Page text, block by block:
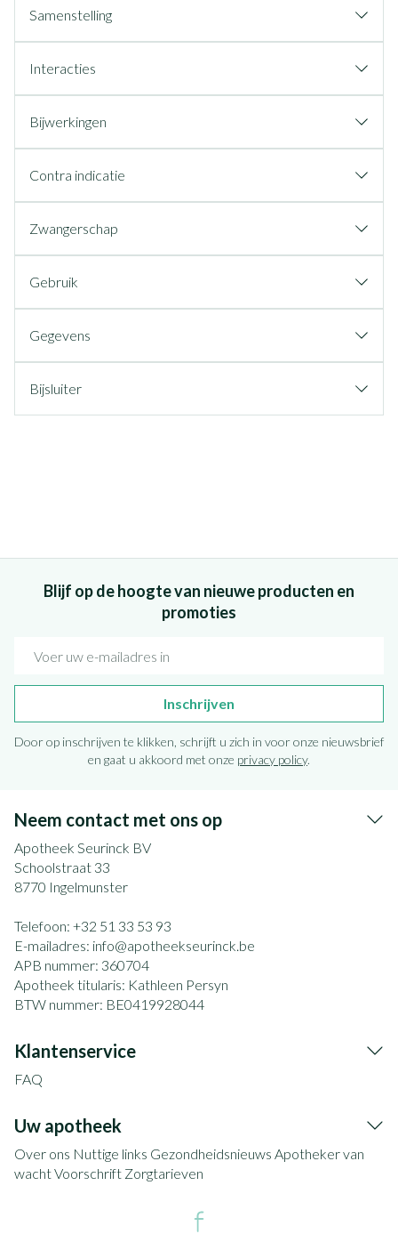
Samenstelling
Interacties
Bijwerkingen
Contra indicatie
Zwangerschap
Gebruik
Gegevens
Bijsluiter
Blijf op de hoogte van nieuwe producten en
promoties
Inschrijven
Door op inschrijven te klikken, schrijft u zich in voor onze nieuwsbrief
en gaat u akkoord met onze privacy policy.
Neem contact met ons op
Apotheek Seurinck BV
Schoolstraat 33
8770 Ingelmunster
Telefoon: +32 51 33 53 93
E-mailadres: info@apotheekseurinck.be
APB nummer: 360704
Apotheek titularis: Kathleen Persyn
BTW nummer: BE0419928044
Klantenservice
FAQ
Uw apotheek
Over ons Nuttige links Gezondheidsnieuws Apotheker van
wachtVoorschrift Zorgtarieven